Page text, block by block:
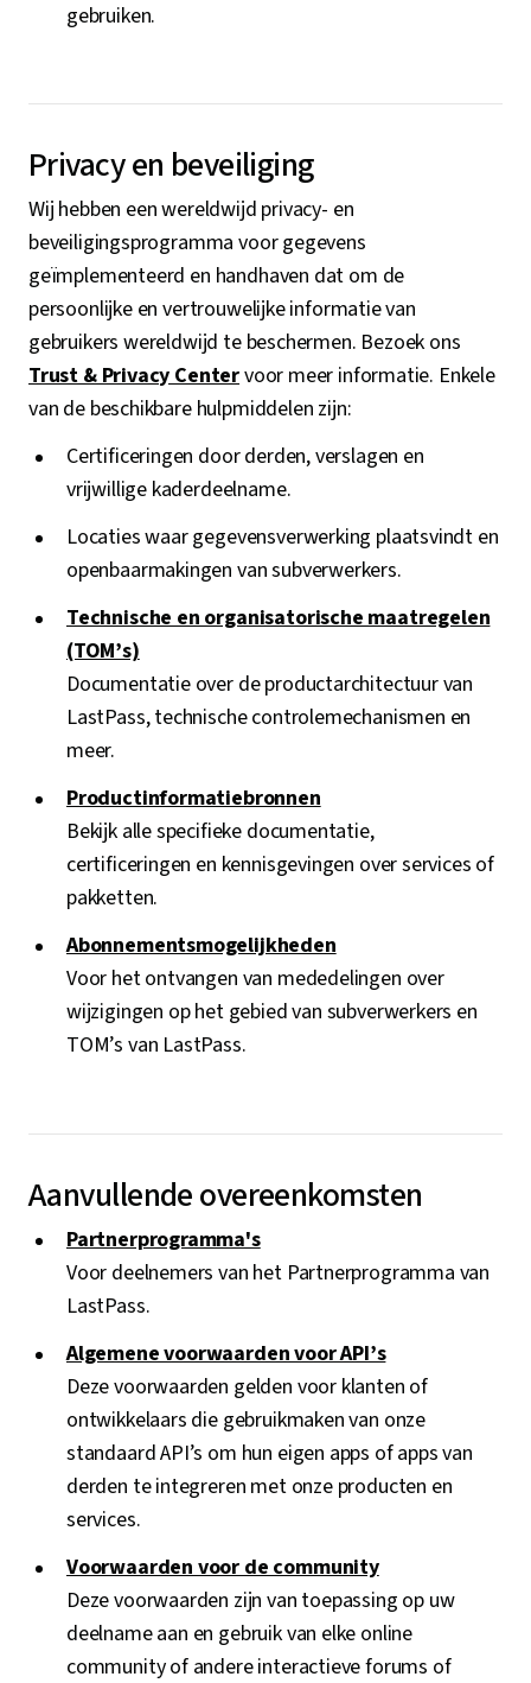
gebruiken.
Privacy en beveiliging
Wij hebben een wereldwijd privacy- en
beveiligingsprogramma voor gegevens
geïmplementeerd en handhaven dat om de
persoonlijke en vertrouwelijke informatie van
gebruikers wereldwijd te beschermen. Bezoek ons
Trust & Privacy Centervoor meer informatie. Enkele
van de beschikbare hulpmiddelen zijn:
Certificeringen door derden, verslagen en
vrijwillige kaderdeelname.
Locaties waar gegevensverwerking plaatsvindt en
openbaarmakingen van subverwerkers.
Technische en organisatorische maatregelen
(TOM’s)
Documentatie over de productarchitectuur van
LastPass, technische controlemechanismen en
meer.
Productinformatiebronnen
Bekijk alle specifieke documentatie,
certificeringen en kennisgevingen over services of
pakketten.
Abonnementsmogelijkheden
Voor het ontvangen van mededelingen over
wijzigingen op het gebied van subverwerkers en
TOM’s van LastPass.
Aanvullende overeenkomsten
Partnerprogramma's
Voor deelnemers van het Partnerprogramma van
LastPass.
Algemene voorwaarden voor API’s
Deze voorwaarden gelden voor klanten of
ontwikkelaars die gebruikmaken van onze
standaard API’s om hun eigen apps of apps van
derden te integreren met onze producten en
services.
Voorwaarden voor de community
Deze voorwaarden zijn van toepassing op uw
deelname aan en gebruik van elke online
community of andere interactieve forums of